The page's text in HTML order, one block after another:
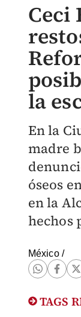
Ceci
la
En la
madre
óseos
en la
hechos
México/
TAGS